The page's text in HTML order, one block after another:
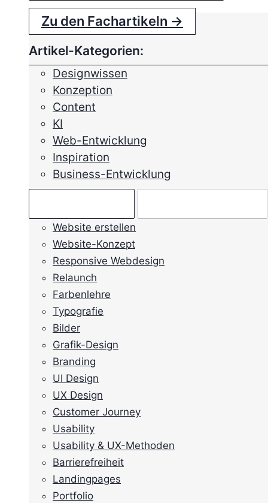
Zu den Fachartikeln →
Artikel-Kategorien:
Designwissen
Konzeption
Content
KI
Web-Entwicklung
Inspiration
Business-Entwicklung
Website erstellen
Website-Konzept
Responsive Webdesign
Relaunch
Farbenlehre
Typografie
Bilder
Grafik-Design
Branding
UI Design
UX Design
Customer Journey
Usability
Usability & UX-Methoden
Barrierefreiheit
Landingpages
Portfolio